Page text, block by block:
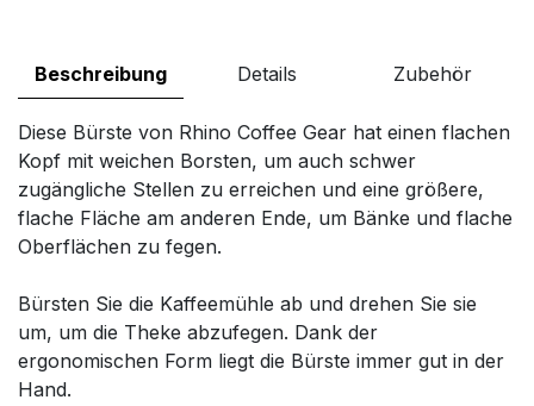
Beschreibung Details Zubehör
Diese Bürste von Rhino Coffee Gear hat einen flachen
Kopf mit weichen Borsten, um auch schwer
zugängliche Stellen zu erreichen und eine größere,
flache Fläche am anderen Ende, um Bänke und flache
Oberflächen zu fegen.
Bürsten Sie die Kaffeemühle ab und drehen Sie sie
um, um die Theke abzufegen. Dank der
ergonomischen Form liegt die Bürste immer gut in der
Hand.